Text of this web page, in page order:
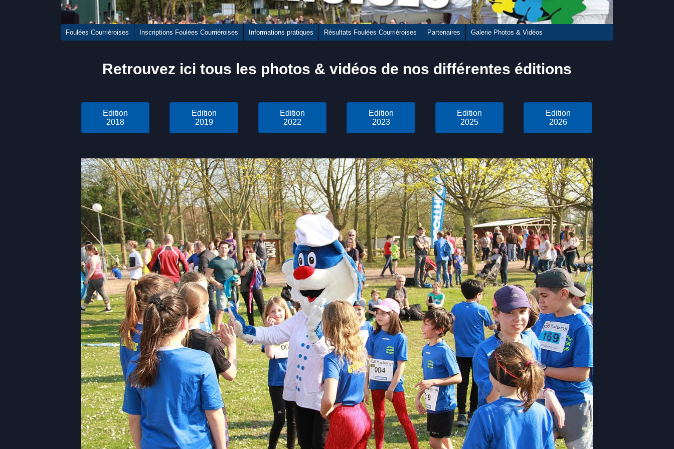
Foulées Courriéroises Inscriptions Foulées Courriéroises Informations pratiques Résultats Foulées Courriéroises Partenaires Galerie Photos & Vidéos
Retrouvez ici tous les photos & vidéos de nos différentes éditions
Edition
2018
Edition
2019
Edition
2022
Edition
2023
Edition
2025
Edition
2026